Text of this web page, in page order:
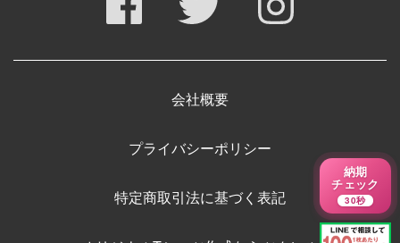
会社概要
プライバシーポリシー
特定商取引法に基づく表記
納期
チェック
30秒